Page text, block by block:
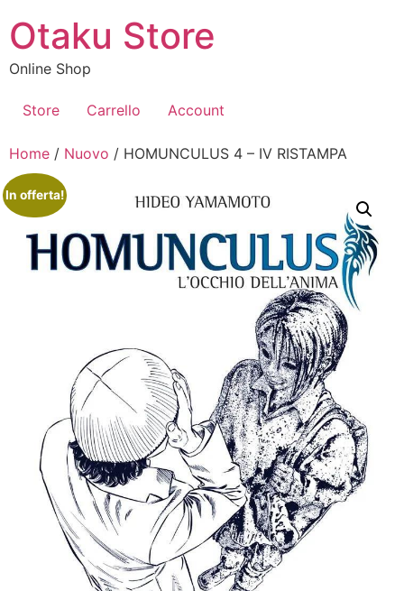
contenuto
Otaku Store
Online Shop
Store Carrello Account
Home / Nuovo / HOMUNCULUS 4 – IV RISTAMPA
In offerta!